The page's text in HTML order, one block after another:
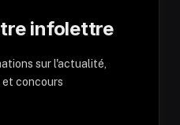
infolettre
sur l'actualité,
concours